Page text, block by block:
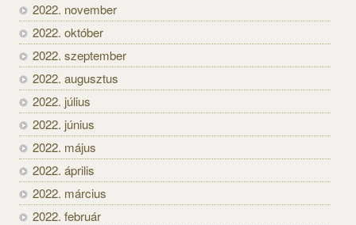
2022. november
2022. október
2022. szeptember
2022. augusztus
2022. július
2022. június
2022. május
2022. április
2022. március
2022. február